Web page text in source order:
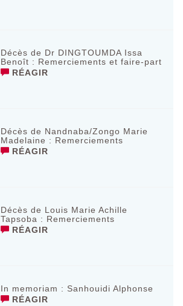
Décès de Dr DINGTOUMDA Issa
Benoît : Remerciements et faire-part
RÉAGIR
Décès de Nandnaba/Zongo Marie
Madelaine : Remerciements
RÉAGIR
Décès de Louis Marie Achille
Tapsoba : Remerciements
RÉAGIR
In memoriam : Sanhouidi Alphonse
RÉAGIR